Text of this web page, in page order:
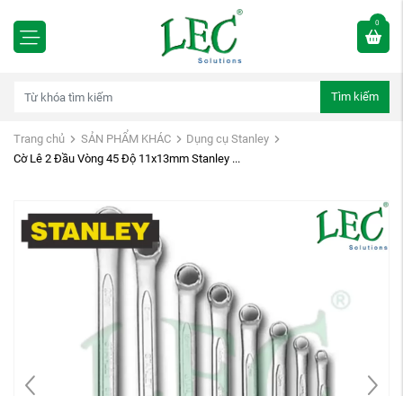
0
Tìm kiếm
Trang chủ SẢN PHẨM KHÁC
Dụng cụ Stanley
Cờ Lê 2 Đầu Vòng 45 Độ 11x13mm Stanley ...